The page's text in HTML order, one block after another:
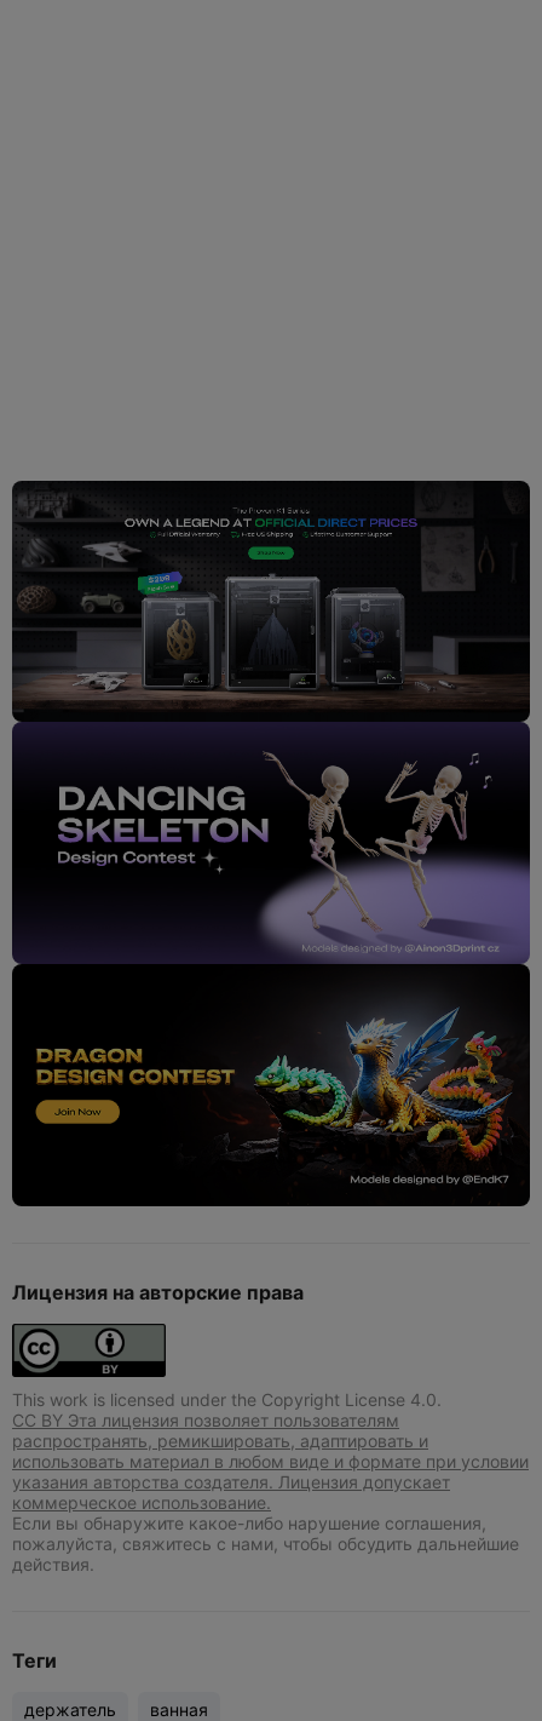
Лицензия на авторские права
This work is licensed under the Copyright License 4.0.
CC BY Эта лицензия позволяет пользователям
распространять, ремикшировать, адаптировать и
использовать материал в любом виде и формате при условии
указания авторства создателя. Лицензия допускает
коммерческое использование.
Если вы обнаружите какое-либо нарушение соглашения,
пожалуйста, свяжитесь с нами, чтобы обсудить дальнейшие
действия.
Теги
держатель ванная